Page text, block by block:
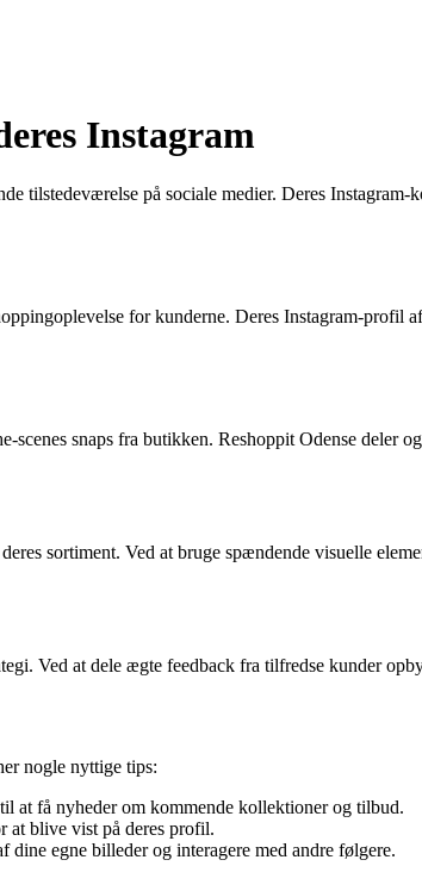
Instagram
tilstedeværelse på sociale medier. Deres
for kunderne. Deres Instagram-profil
snaps fra butikken. Reshoppit Odense deler
sortiment. Ved at bruge spændende visuelle
Ved at dele ægte feedback fra tilfredse kunder
nogle nyttige tips:
at få nyheder om kommende kollektioner og tilbud.
at blive vist på deres profil.
dine egne billeder og interagere med andre følgere.